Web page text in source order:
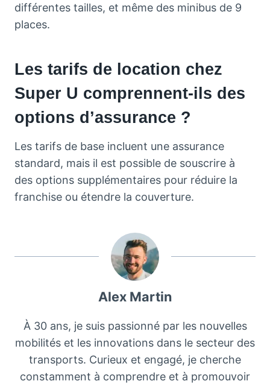
différentes tailles, et même des minibus de 9
places.
Les tarifs de location chez
Super U comprennent-ils des
options d’assurance ?
Les tarifs de base incluent une assurance
standard, mais il est possible de souscrire à
des options supplémentaires pour réduire la
franchise ou étendre la couverture.
Alex Martin
À 30 ans, je suis passionné par les nouvelles
mobilités et les innovations dans le secteur des
transports. Curieux et engagé, je cherche
constamment à comprendre et à promouvoir